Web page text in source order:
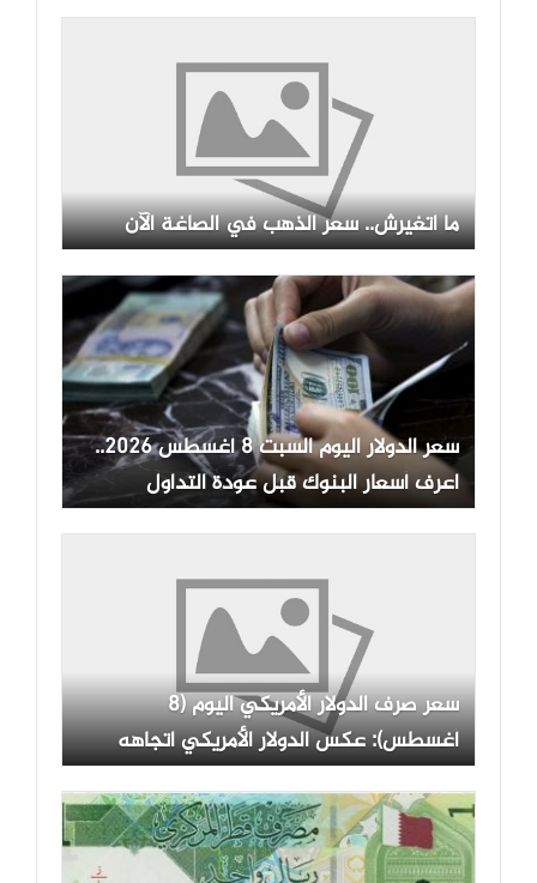
ما اتغيرش.. سعر الذهب في الصاغة الآن
سعر الدولار اليوم السبت 8 أغسطس 2026..
اعرف أسعار البنوك قبل عودة التداول
سعر صرف الدولار الأمريكي اليوم (8
أغسطس): عكس الدولار الأمريكي اتجاهه
الصعودي وانخفض.